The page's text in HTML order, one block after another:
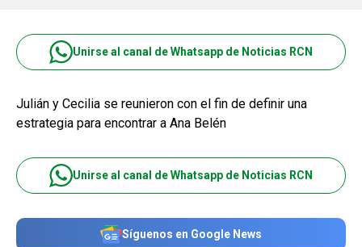
Unirse al canal de Whatsapp de Noticias RCN
Julián y Cecilia se reunieron con el fin de definir una
estrategia para encontrar a Ana Belén
Unirse al canal de Whatsapp de Noticias RCN
Síguenos en Google News